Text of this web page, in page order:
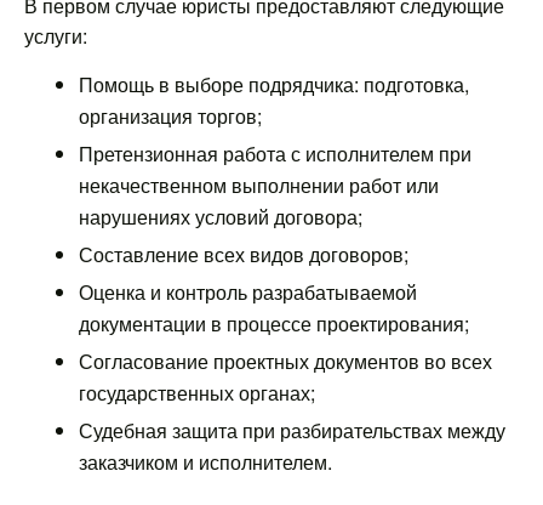
услуги:
Помощь в выборе подрядчика: подготовка,
организация торгов;
Претензионная работа с исполнителем при
некачественном выполнении работ или
нарушениях условий договора;
Составление всех видов договоров;
Оценка и контроль разрабатываемой
документации в процессе проектирования;
Согласование проектных документов во всех
государственных органах;
Судебная защита при разбирательствах между
заказчиком и исполнителем.